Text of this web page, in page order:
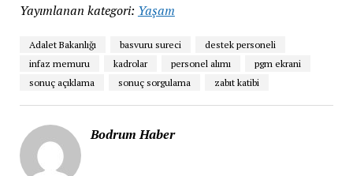
Yayımlanan kategori: Yaşam
Adalet Bakanlığı basvuru sureci
destek personeli
infaz memuru
kadrolar personel alımı
pgm ekrani
sonuç açıklama
sonuç sorgulama zabıt katibi
Bodrum Haber